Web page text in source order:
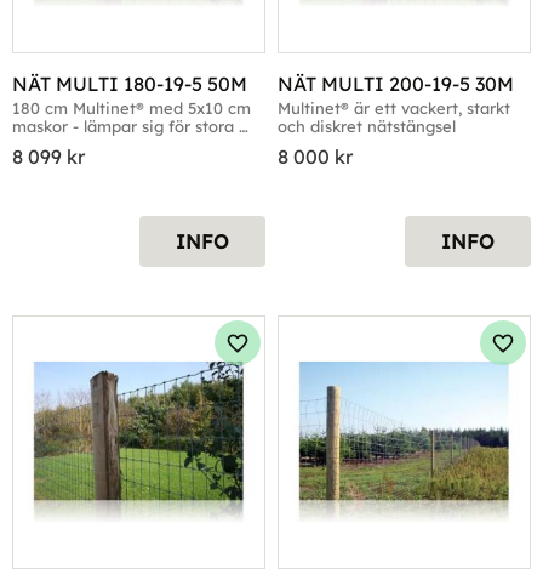
NÄT MULTI 180-19-5 50M
180 cm Multinet® med 5x10 cm
maskor - lämpar sig för stora
8 099 kr
INFO
NÄT MULTI 200-19-5 30M
Multinet® är ett vackert, starkt
och diskret nätstängsel
8 000 kr
INFO
Lägg till i favoriter